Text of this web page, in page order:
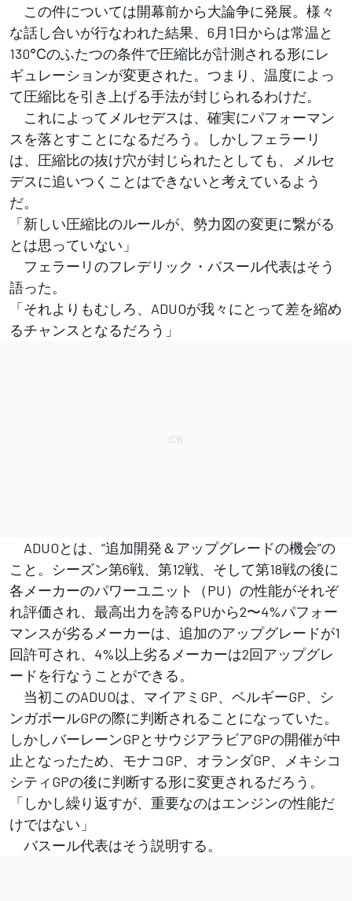
この件については開幕前から大論争に発展。様々
な話し合いが行なわれた結果、6月1日からは常温と
130℃のふたつの条件で圧縮比が計測される形にレ
ギュレーションが変更された。つまり、温度によっ
て圧縮比を引き上げる手法が封じられるわけだ。
これによってメルセデスは、確実にパフォーマン
スを落とすことになるだろう。しかしフェラーリ
は、圧縮比の抜け穴が封じられたとしても、メルセ
デスに追いつくことはできないと考えているよう
だ。
「新しい圧縮比のルールが、勢力図の変更に繋がる
とは思っていない」
フェラーリのフレデリック・バスール代表はそう
語った。
「それよりもむしろ、ADUOが我々にとって差を縮め
るチャンスとなるだろう」
ADUOとは、”追加開発＆アップグレードの機会”の
こと。シーズン第6戦、第12戦、そして第18戦の後に
各メーカーのパワーユニット（PU）の性能がそれぞ
れ評価され、最高出力を誇るPUから2〜4%パフォー
マンスが劣るメーカーは、追加のアップグレードが1
回許可され、4%以上劣るメーカーは2回アップグレ
ードを行なうことができる。
当初このADUOは、マイアミGP、ベルギーGP、シ
ンガポールGPの際に判断されることになっていた。
しかしバーレーンGPとサウジアラビアGPの開催が中
止となったため、モナコGP、オランダGP、メキシコ
シティGPの後に判断する形に変更されるだろう。
「しかし繰り返すが、重要なのはエンジンの性能だ
けではない」
バスール代表はそう説明する。